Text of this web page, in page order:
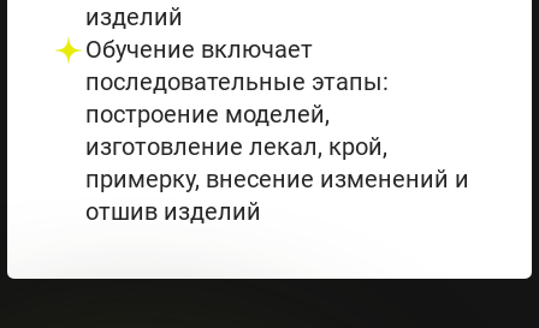
изделий
Обучение включает
последовательные этапы:
построение моделей,
изготовление лекал, крой,
примерку, внесение изменений и
отшив изделий